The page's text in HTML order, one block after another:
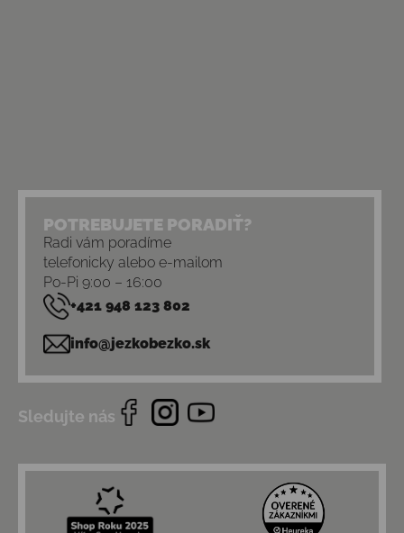
POTREBUJETE PORADIŤ?
Radi vám poradíme
telefonicky alebo e-mailom
Po-Pi 9:00 – 16:00
+421 948 123 802
info@jezkobezko.sk
Sledujte nás